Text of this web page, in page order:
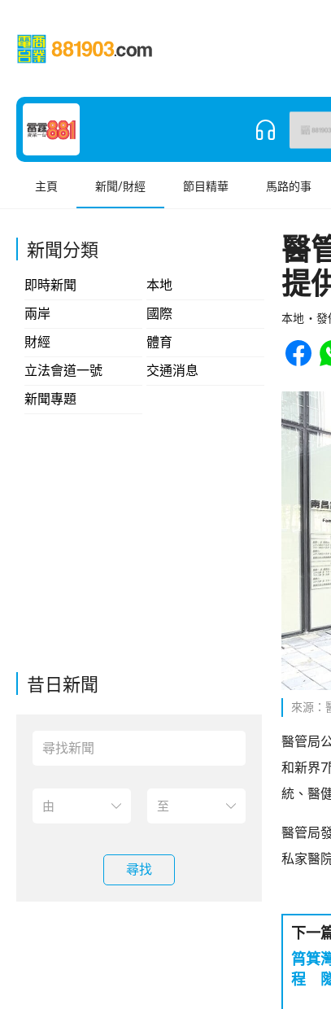
主頁 新聞/財經 節目精華 馬路的事
新聞分類
即時新聞
本地
兩岸
國際
財經
體育
立法會道一號
交通消息
新聞專題
昔日新聞
尋找
醫
提
本地 發
Share
來源：
醫管局
和新界
統、醫
醫管局
私家醫
下一
筲箕
程 隧